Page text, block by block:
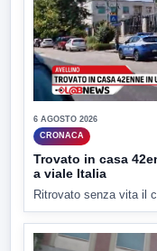
6 AGOSTO 2026
CRONACA
Trovato in casa
a viale Italia
Ritrovato senza vita il